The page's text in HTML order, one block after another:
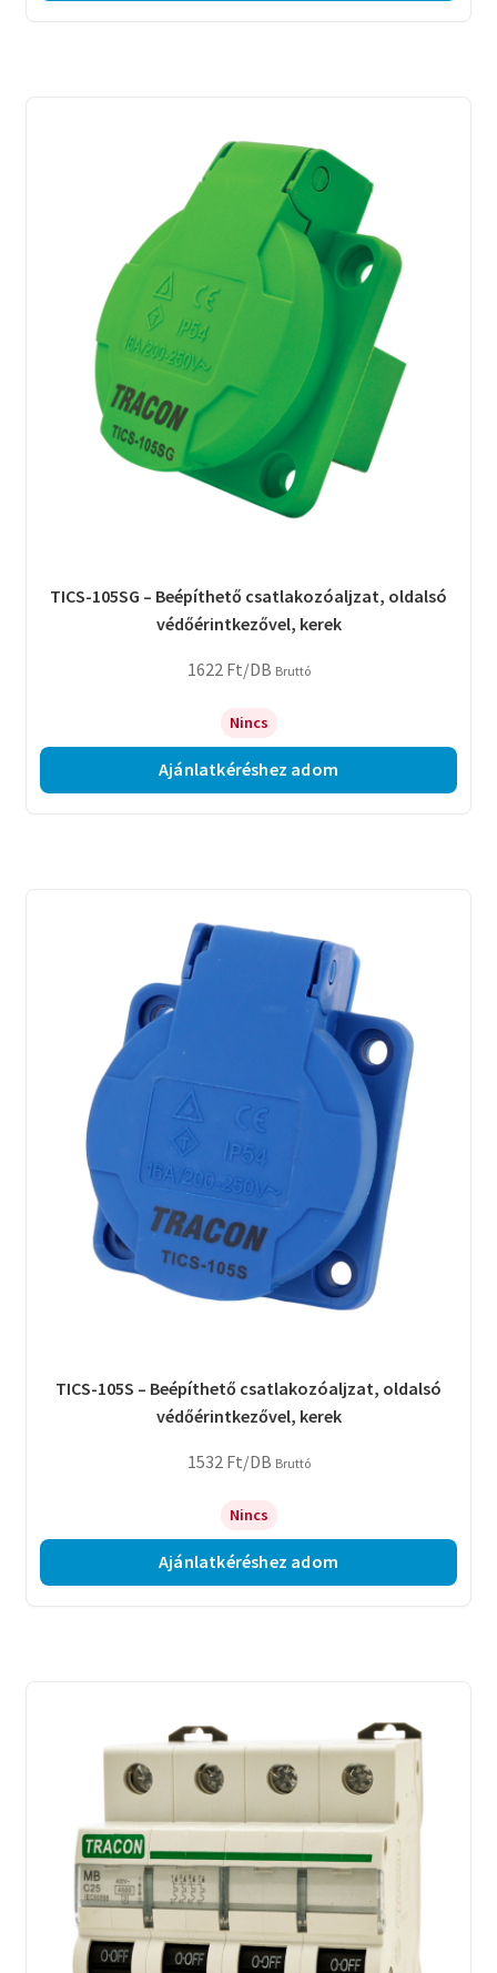
TICS-105SG – Beépíthető csatlakozóaljzat, oldalsó
védőérintkezővel, kerek
1622 Ft/DB Bruttó
Nincs
Ajánlatkéréshez adom
TICS-105S – Beépíthető csatlakozóaljzat, oldalsó
védőérintkezővel, kerek
1532 Ft/DB Bruttó
Nincs
Ajánlatkéréshez adom